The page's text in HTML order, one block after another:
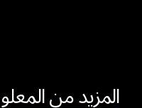
المزيد من